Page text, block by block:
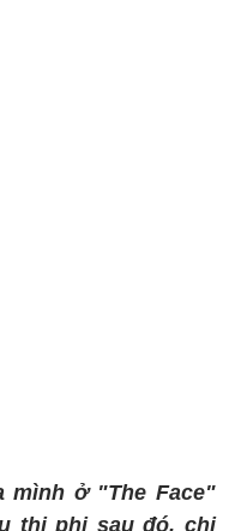
mình ở "The Face"
thị phi sau đó, chị